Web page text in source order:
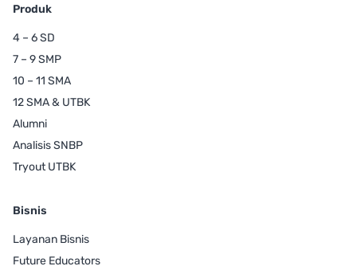
Produk
4 – 6 SD
7 – 9 SMP
10 – 11 SMA
12 SMA & UTBK
Alumni
Analisis SNBP
Tryout UTBK
Bisnis
Layanan Bisnis
Future Educators